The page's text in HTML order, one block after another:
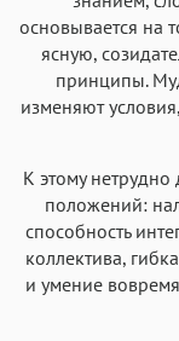
основывается на
ясную,
принципы.
изменяют
К этому
положений:
способность
коллектива,
и умение